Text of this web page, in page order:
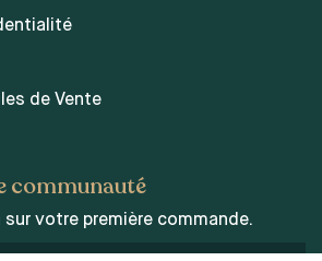
de Vente
communauté
votre première commande.